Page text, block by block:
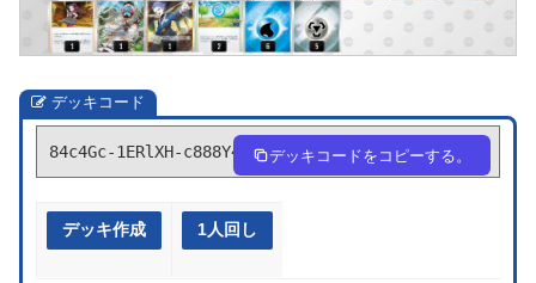
デッキコード
84c4Gc-1ERlXH-c888Y4 デッキコードをコピーする。
デッキ作成 1人回し